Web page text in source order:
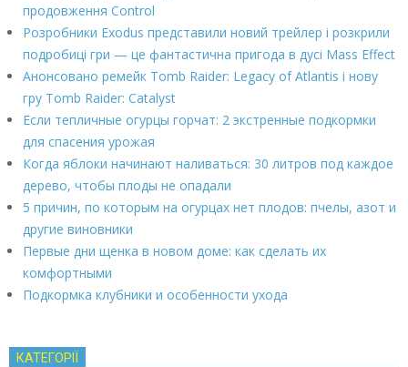
продовження Control
Розробники Exodus представили новий трейлер і розкрили
подробиці гри — це фантастична пригода в дусі Mass Effect
Анонсовано ремейк Tomb Raider: Legacy of Atlantis і нову
гру Tomb Raider: Catalyst
Если тепличные огурцы горчат: 2 экстренные подкормки
для спасения урожая
Когда яблоки начинают наливаться: 30 литров под каждое
дерево, чтобы плоды не опадали
5 причин, по которым на огурцах нет плодов: пчелы, азот и
другие виновники
Первые дни щенка в новом доме: как сделать их
комфортными
Подкормка клубники и особенности ухода
КАТЕГОРІЇ